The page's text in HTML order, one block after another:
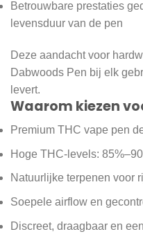
Betrouwbare prestaties
levensduur van de pen
Deze aandacht voor
Dabwoods Pen bij elk
levert.
Waarom kiezen
Premium THC vape pen
Hoge THC-levels:
Natuurlijke terpenen voor
Soepele airflow en
Discreet, draagbaar en